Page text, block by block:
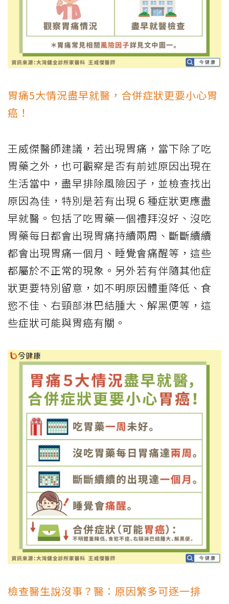
胃痛5大情況盡早就醫，合併症狀更要小心胃
癌！
王威傑醫師建議，若出現胃痛，當下除了吃
胃藥之外，也可觀察是否有前述原因出現在
生活當中，盡早排除風險因子，並檢查找出
原因為佳，特別是若有出現６種症狀更應盡
早就醫。包括了吃胃藥一個禮拜沒好、沒吃
胃藥每日都會出現胃痛持續兩周、斷斷續續
都會出現胃痛一個月、睡覺會痛醒等，這些
都屬於不正常的現象。另外若有伴隨其他症
狀更要特別留意，如不明原因體重降低、食
慾不佳、右頸部淋巴結腫大、解黑便等，這
些症狀可能與胃癌有關。
檢查醫生說沒事？醫：原因繁多可逐一排